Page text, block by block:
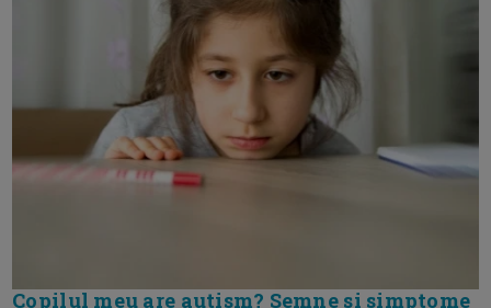
Copilul meu are autism? Semne si simptome